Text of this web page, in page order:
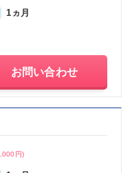
1ヵ月
お問い合わせ
円)